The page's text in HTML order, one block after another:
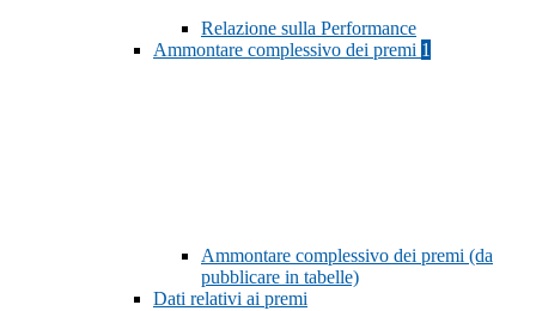
Relazione sulla Performance
Ammontare complessivo dei premi 1
Ammontare complessivo dei premi (da
pubblicare in tabelle)
Dati relativi ai premi